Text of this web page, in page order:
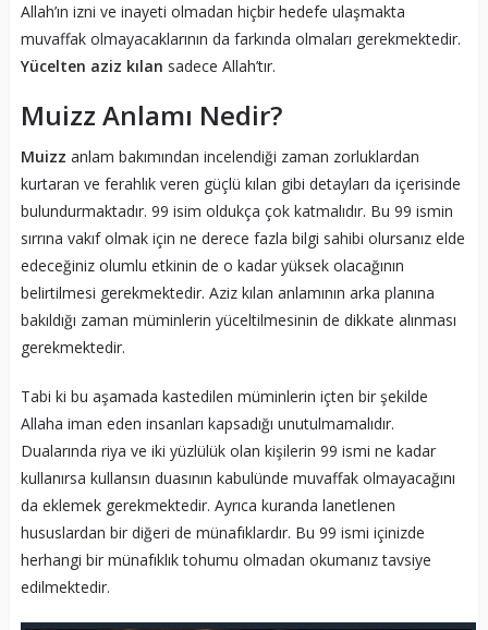
Allah’ın izni ve inayeti olmadan hiçbir hedefe ulaşmakta
muvaffak olmayacaklarının da farkında olmaları gerekmektedir.
Yücelten aziz kılan sadece Allah’tır.
Muizz Anlamı Nedir?
Muizz anlam bakımından incelendiği zaman zorluklardan
kurtaran ve ferahlık veren güçlü kılan gibi detayları da içerisinde
bulundurmaktadır. 99 isim oldukça çok katmalıdır. Bu 99 ismin
sırrına vakıf olmak için ne derece fazla bilgi sahibi olursanız elde
edeceğiniz olumlu etkinin de o kadar yüksek olacağının
belirtilmesi gerekmektedir. Aziz kılan anlamının arka planına
bakıldığı zaman müminlerin yüceltilmesinin de dikkate alınması
gerekmektedir.
Tabi ki bu aşamada kastedilen müminlerin içten bir şekilde
Allaha iman eden insanları kapsadığı unutulmamalıdır.
Dualarında riya ve iki yüzlülük olan kişilerin 99 ismi ne kadar
kullanırsa kullansın duasının kabulünde muvaffak olmayacağını
da eklemek gerekmektedir. Ayrıca kuranda lanetlenen
hususlardan bir diğeri de münafıklardır. Bu 99 ismi içinizde
herhangi bir münafıklık tohumu olmadan okumanız tavsiye
edilmektedir.